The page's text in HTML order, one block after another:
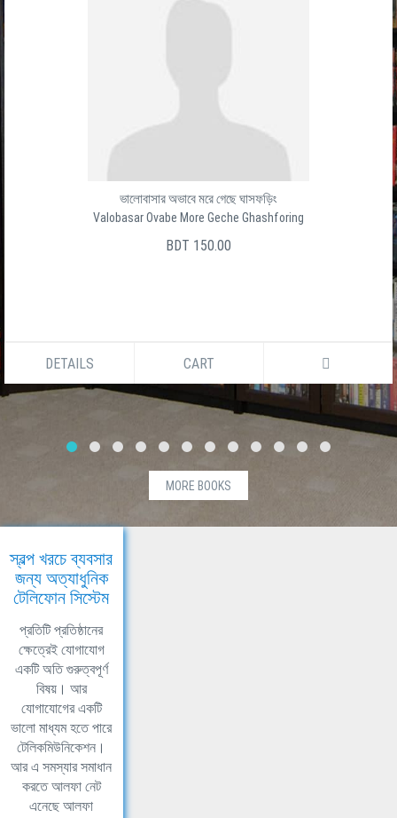
ভালোবাসার অভাবে মরে গেছে ঘাসফড়িং
Valobasar Ovabe More Geche Ghashforing
BDT 150.00
DETAILS CART
MORE BOOKS
স্বল্প খরচে ব্যবসার
জন্য অত্যাধুনিক
টেলিফোন সিস্টেম
প্রতিটি প্রতিষ্ঠানের
ক্ষেত্রেই যোগাযোগ
একটি অতি গুরুত্বপূর্ণ
বিষয়। আর
যোগাযোগের একটি
ভালো মাধ্যম হতে পারে
টেলিকমিউনিকেশন।
আর এ সমস্যার সমাধান
করতে আলফা নেট
এনেছে আলফা